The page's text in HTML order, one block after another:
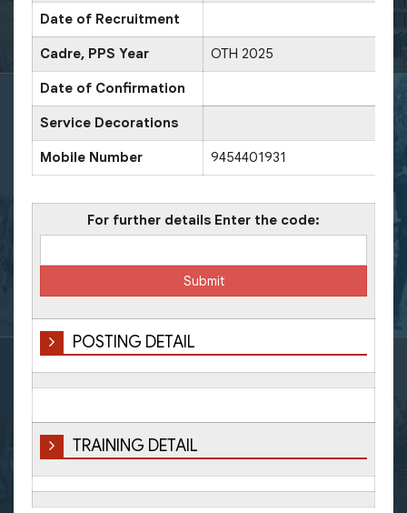
Date of Recruitment
Cadre, PPS Year OTH 2025
Date of Confirmation
Service Decorations
Mobile Number 9454401931
For further details Enter the code:
POSTING DETAIL
TRAINING DETAIL